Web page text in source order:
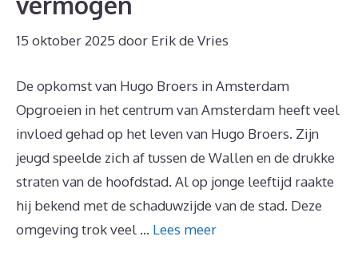
15 oktober 2025 door Erik de Vries
De opkomst van Hugo Broers in Amsterdam
Opgroeien in het centrum van Amsterdam heeft veel
invloed gehad op het leven van Hugo Broers. Zijn
jeugd speelde zich af tussen de Wallen en de drukke
straten van de hoofdstad. Al op jonge leeftijd raakte
hij bekend met de schaduwzijde van de stad. Deze
omgeving trok veel … Lees meer